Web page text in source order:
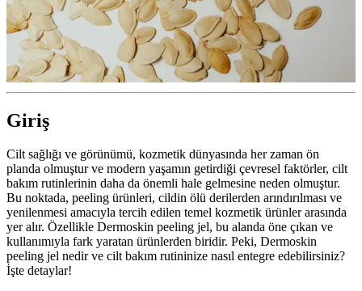
Giriş
Cilt sağlığı ve görünümü, kozmetik dünyasında her zaman ön
planda olmuştur ve modern yaşamın getirdiği çevresel faktörler, cilt
bakım rutinlerinin daha da önemli hale gelmesine neden olmuştur.
Bu noktada, peeling ürünleri, cildin ölü derilerden arındırılması ve
yenilenmesi amacıyla tercih edilen temel kozmetik ürünler arasında
yer alır. Özellikle Dermoskin peeling jel, bu alanda öne çıkan ve
kullanımıyla fark yaratan ürünlerden biridir. Peki, Dermoskin
peeling jel nedir ve cilt bakım rutininize nasıl entegre edebilirsiniz?
İşte detaylar!